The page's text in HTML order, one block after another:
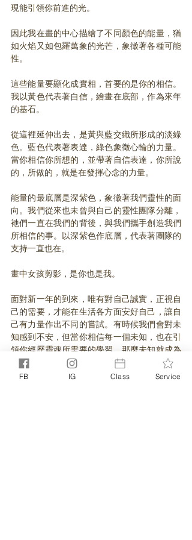
現能引領你前進的光。
因此我在畫的中心描繪了不同顏色的能量，猶
如火焰又如包羅萬象的光芒，象徵著各種可能
性。
這些能量要顯化成實相，首要的是你的相信。
我以黃色代表著自信，繪畫在底部，作為來年
的基石。
從這裡延伸出去，是黃與藍交織所形成的淡綠
色。藍色代表著表達，綠色象徵心輪的力量。
當你相信你所想的，並帶著自信表達，你所說
的，所做的，就是在發揮心念的力量。
能量的最底層是深紫色，象徵著我們靈性的面
向。我們從來也未曾與自己的靈性團隊分離，
衪們一直在我們的背後，與我們攜手創造我們
所相信的事。以深紫色作底層，代表著團隊的
支持一直也在。
畫中女孩剪影，是你也是我。
面對新一年的到來，唯有對自己誠實，正視自
己的需要，才能在生活各方面安好自己，讓自
己有力量作出不同的嘗試。有時候我們會對未
知感到不安，但當你相信每一個未知，也在引
領你經歷靈魂所需要的學習，那麼未知就成為
一趟啟發之旅，讓你看見更廣闊的畫面。
FB IG Class Service